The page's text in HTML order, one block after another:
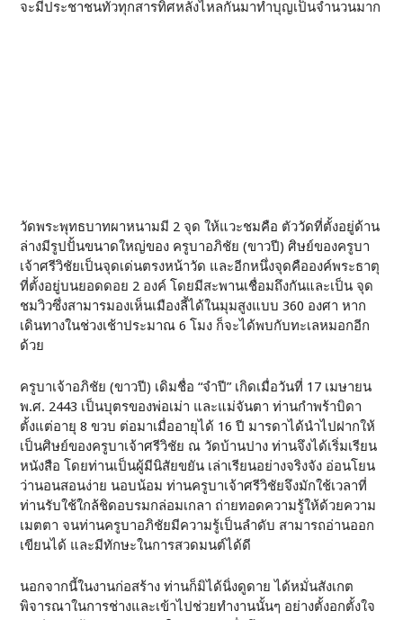
จะมีประชาชนทั่วทุกสารทิศหลั่งไหลกันมาทำบุญเป็นจำนวนมาก
วัดพระพุทธบาทผาหนามมี 2 จุด ให้แวะชมคือ ตัววัดที่ตั้งอยู่ด้าน
ล่างมีรูปปั้นขนาดใหญ่ของ ครูบาอภิชัย (ขาวปี) ศิษย์ของครูบา
เจ้าศรีวิชัยเป็นจุดเด่นตรงหน้าวัด และอีกหนึ่งจุดคือองค์พระธาตุ
ที่ตั้งอยู่บนยอดดอย 2 องค์ โดยมีสะพานเชื่อมถึงกันและเป็น จุด
ชมวิวซึ่งสามารมองเห็นเมืองลี้ได้ในมุมสูงแบบ 360 องศา หาก
เดินทางในช่วงเช้าประมาณ 6 โมง ก็จะได้พบกับทะเลหมอกอีก
ด้วย
ครูบาเจ้าอภิชัย (ขาวปี) เดิมชื่อ “จำปี” เกิดเมื่อวันที่ 17 เมษายน
พ.ศ. 2443 เป็นบุตรของพ่อเม่า และแม่จันตา ท่านกำพร้าบิดา
ตั้งแต่อายุ 8 ขวบ ต่อมาเมื่ออายุได้ 16 ปี มารดาได้นำไปฝากให้
เป็นศิษย์ของครูบาเจ้าศรีวิชัย ณ วัดบ้านปาง ท่านจึงได้เริ่มเรียน
หนังสือ โดยท่านเป็นผู้มีนิสัยขยัน เล่าเรียนอย่างจริงจัง อ่อนโยน
ว่านอนสอนง่าย นอบน้อม ท่านครูบาเจ้าศรีวิชัยจึงมักใช้เวลาที่
ท่านรับใช้ใกล้ชิดอบรมกล่อมเกลา ถ่ายทอดความรู้ให้ด้วยความ
เมตตา จนท่านครูบาอภิชัยมีความรู้เป็นลำดับ สามารถอ่านออก
เขียนได้ และมีทักษะในการสวดมนต์ได้ดี
นอกจากนี้ในงานก่อสร้าง ท่านก็มิได้นิ่งดูดาย ได้หมั่นสังเกต
พิจารณาในการช่างและเข้าไปช่วยทำงานนั้นๆ อย่างตั้งอกตั้งใจ